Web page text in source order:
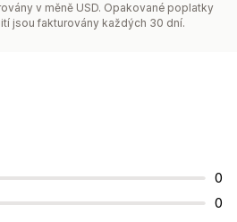
v měně USD. Opakované poplatky
jsou fakturovány každých 30 dní.
0
0